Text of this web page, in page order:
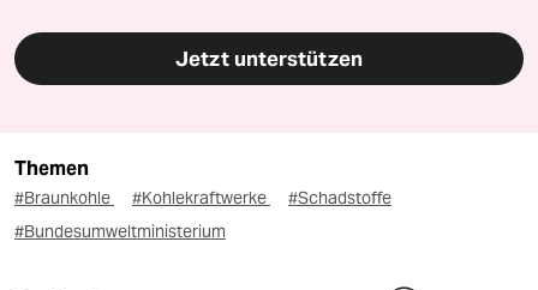
Jetzt unterstützen
Themen
#Braunkohle #Kohlekraftwerke
#Schadstoffe
#Bundesumweltministerium